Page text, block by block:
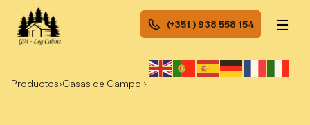
(+351 ) 938 558 154 ☰
Productos›Casas de Campo ›